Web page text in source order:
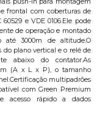
push-in para montagem
frontal com coberturas de
e VDE 0106.Ele pode
de operação e montado
até 3000m de altitude.O
do plano vertical e o relé de
abaixo do contator.As
(A x L x P), o tamanho
multipadrões
com Green Premium
acesso rápido a dados